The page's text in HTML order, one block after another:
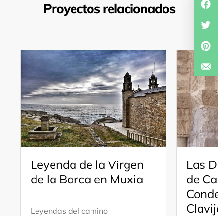
Proyectos relacionados
Leyenda de la Virgen
de la Barca en Muxia
Leyendas del camino
Las
de